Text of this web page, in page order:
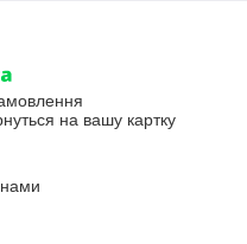
на вашу картку